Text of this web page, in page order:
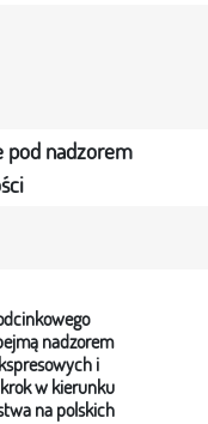
pod nadzorem
nadzorem
i
w kierunku
na polskich